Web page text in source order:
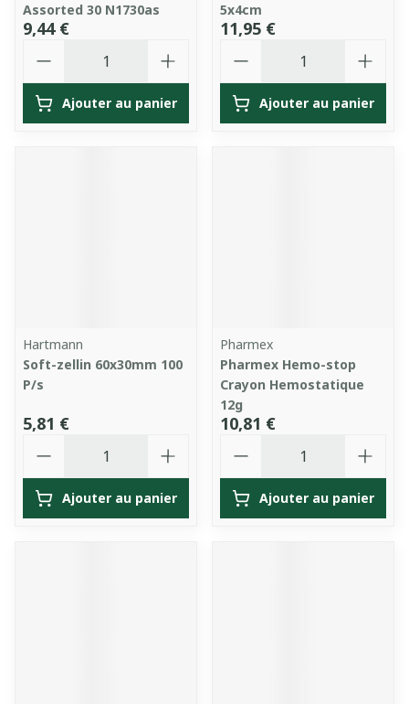
Assorted 30 N1730as
9,44 €
Ajouter au panier
5x4cm
11,95 €
Ajouter au panier
Hartmann
Soft-zellin 60x30mm 100
P/s
5,81 €
Ajouter au panier
Pharmex
Pharmex Hemo-stop
Crayon Hemostatique
12g
10,81 €
Ajouter au panier